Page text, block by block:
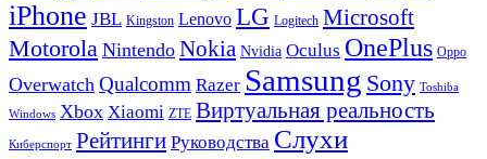
iPhone JBL Kingston Lenovo LG Logitech Microsoft
Motorola Nintendo Nokia Nvidia Oculus OnePlus Oppo
Overwatch Qualcomm Razer Samsung Sony Toshiba
Windows Xbox Xiaomi ZTE Виртуальная реальность
Киберспорт Рейтинги Руководства Слухи